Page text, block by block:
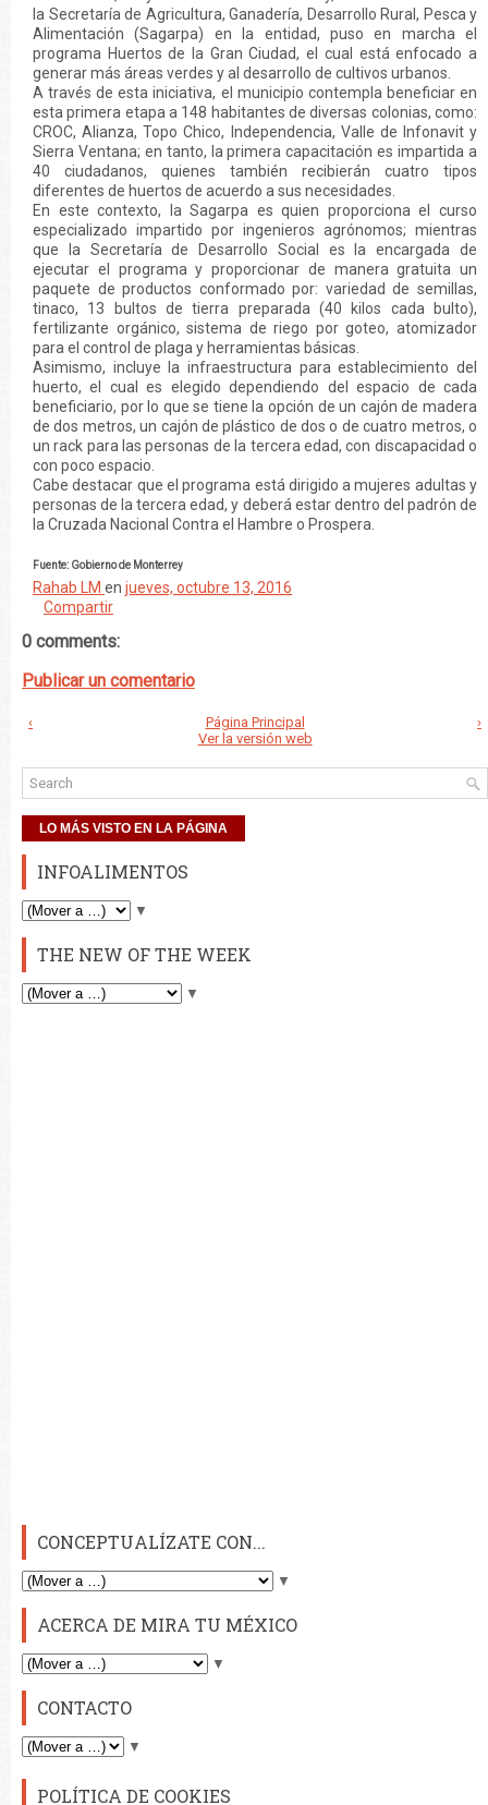
la Secretaría de Agricultura, Ganadería, Desarrollo Rural, Pesca y
Alimentación (Sagarpa) en la entidad, puso en marcha el
programa Huertos de la Gran Ciudad, el cual está enfocado a
generar más áreas verdes y al desarrollo de cultivos urbanos.
A través de esta iniciativa, el municipio contempla beneficiar en
esta primera etapa a 148 habitantes de diversas colonias, como:
CROC, Alianza, Topo Chico, Independencia, Valle de Infonavit y
Sierra Ventana; en tanto, la primera capacitación es impartida a
40 ciudadanos, quienes también recibierán cuatro tipos
diferentes de huertos de acuerdo a sus necesidades.
En este contexto, la Sagarpa es quien proporciona el curso
especializado impartido por ingenieros agrónomos; mientras
que la Secretaría de Desarrollo Social es la encargada de
ejecutar el programa y proporcionar de manera gratuita un
paquete de productos conformado por: variedad de semillas,
tinaco, 13 bultos de tierra preparada (40 kilos cada bulto),
fertilizante orgánico, sistema de riego por goteo, atomizador
para el control de plaga y herramientas básicas.
Asimismo, incluye la infraestructura para establecimiento del
huerto, el cual es elegido dependiendo del espacio de cada
beneficiario, por lo que se tiene la opción de un cajón de madera
de dos metros, un cajón de plástico de dos o de cuatro metros, o
un rack para las personas de la tercera edad, con discapacidad o
con poco espacio.
Cabe destacar que el programa está dirigido a mujeres adultas y
personas de la tercera edad, y deberá estar dentro del padrón de
la Cruzada Nacional Contra el Hambre o Prospera.
Fuente: Gobierno de Monterrey
Rahab LM en jueves, octubre 13, 2016
Compartir
0 comments:
Publicar un comentario
‹ ›
Página Principal
Ver la versión web
LO MÁS VISTO EN LA PÁGINA
INFOALIMENTOS
▼
THE NEW OF THE WEEK
▼
CONCEPTUALÍZATE CON...
▼
ACERCA DE MIRA TU MÉXICO
▼
CONTACTO
▼
POLÍTICA DE COOKIES